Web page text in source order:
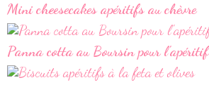
Mini cheesecakes apéritifs au chèvre
Panna cotta au Boursin pour l'apéritif